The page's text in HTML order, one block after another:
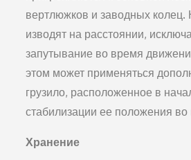
вертлюжков и заводных
изводят на расстоянии,
запутывание во время
этом может применяться
грузило, расположенное в
стабилизации ее положения
Хранение